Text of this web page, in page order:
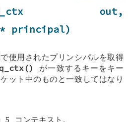
out,
principal)
使用されたプリンシパルを取得
が一致するキーをキー
ット中のものと一致してはなり
コンテキスト。